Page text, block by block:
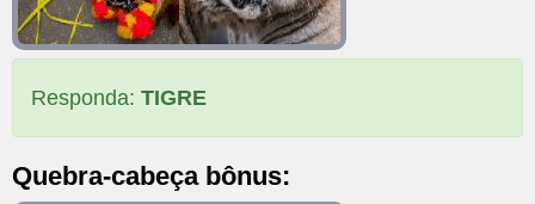
Responda: TIGRE
Quebra-cabeça bônus: